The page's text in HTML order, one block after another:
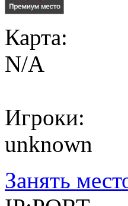
Карта:
N/A
Игроки:
unknown
Занять